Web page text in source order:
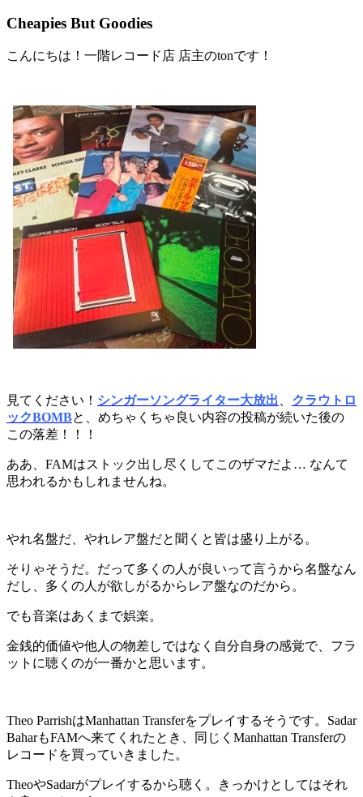
Cheapies But Goodies
こんにちは！一階レコード店 店主のtonです！
見てください！ シンガーソングライター大放出
クラウトロ
ックBOMBと、めちゃくちゃ良い内容の投稿が続いた後の
この落差！！！
ああ、FAMはストック出し尽くしてこのザマだよ… なんて
思われるかもしれませんね。
やれ名盤だ、やれレア盤だと聞くと皆は盛り上がる。
そりゃそうだ。だって多くの人が良いって言うから名盤なん
だし、多くの人が欲しがるからレア盤なのだから。
でも音楽はあくまで娯楽。
金銭的価値や他人の物差しではなく自分自身の感覚で、フラ
ットに聴くのが一番かと思います。
Theo ParrishはManhattan Transferをプレイするそうです。Sadar
BaharもFAMへ来てくれたとき、同じくManhattan Transferの
レコードを買っていきました。
TheoやSadarがプレイするから聴く。きっかけとしてはそれ